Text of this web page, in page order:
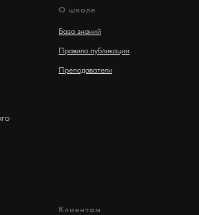
О школе
База знаний
Правила публикации
Преподаватели
Клиентам